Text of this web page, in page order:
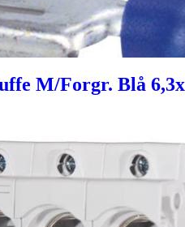
M/Forgr. Blå